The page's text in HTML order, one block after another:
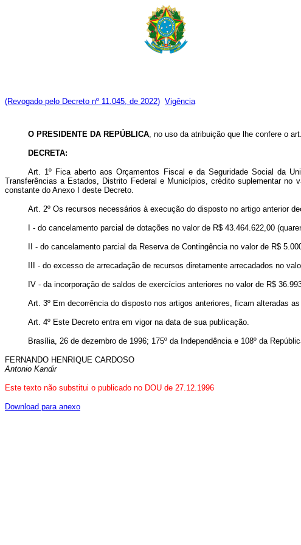
(Revogado pelo Decreto nº 11.045, de 2022) Vigência
O PRESIDENTE DA REPÚBLICA, no uso da atribuição que lhe confere o
DECRETA:
Art. 1º Fica aberto aos Orçamentos Fiscal e da Seguridade Social da
Transferências a Estados, Distrito Federal e Municípios, crédito suplementar
constante do Anexo I deste Decreto.
Art. 2º Os recursos necessários à execução do disposto no artigo anterior
I - do cancelamento parcial de dotações no valor de R$ 43.464.622,00
II - do cancelamento parcial da Reserva de Contingência no valor de R$
III - do excesso de arrecadação de recursos diretamente arrecadados no
IV - da incorporação de saldos de exercícios anteriores no valor de R$
Art. 3º Em decorrência do disposto nos artigos anteriores, ficam alteradas
Art. 4º Este Decreto entra em vigor na data de sua publicação.
Brasília, 26 de dezembro de 1996; 175º da Independência e 108º da
FERNANDO HENRIQUE CARDOSO
Antonio Kandir
Este texto não substitui o publicado no DOU de 27.12.1996
Download para anexo